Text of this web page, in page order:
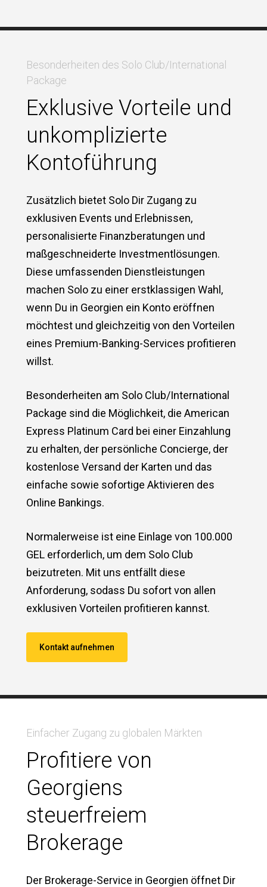
Besonderheiten des Solo Club/International
Package
Exklusive Vorteile und
unkomplizierte
Kontoführung
Zusätzlich bietet Solo Dir Zugang zu
exklusiven Events und Erlebnissen,
personalisierte Finanzberatungen und
maßgeschneiderte Investmentlösungen.
Diese umfassenden Dienstleistungen
machen Solo zu einer erstklassigen Wahl,
wenn Du in Georgien ein Konto eröffnen
möchtest und gleichzeitig von den Vorteilen
eines Premium-Banking-Services profitieren
willst.
Besonderheiten am Solo Club/International
Package sind die Möglichkeit, die American
Express Platinum Card bei einer Einzahlung
zu erhalten, der persönliche Concierge, der
kostenlose Versand der Karten und das
einfache sowie sofortige Aktivieren des
Online Bankings.
Normalerweise ist eine Einlage von 100.000
GEL erforderlich, um dem Solo Club
beizutreten. Mit uns entfällt diese
Anforderung, sodass Du sofort von allen
exklusiven Vorteilen profitieren kannst.
Kontakt aufnehmen
Einfacher Zugang zu globalen Märkten
Profitiere von
Georgiens
steuerfreiem
Brokerage
Der Brokerage-Service in Georgien öffnet Dir